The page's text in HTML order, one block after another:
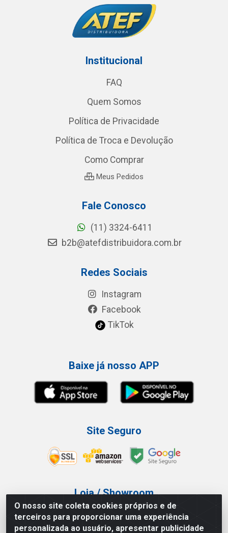
O nosso site coleta cookies próprios e de
terceiros para proporcionar uma experiência
personalizada ao usuário, apresentar publicidade
Institucional
FAQ
Quem Somos
Política de Privacidade
Política de Troca e Devolução
Como Comprar
Meus Pedidos
Fale Conosco
(11) 3324-6411
b2b@atefdistribuidora.com.br
Redes Sociais
Instagram
Facebook
TikTok
Baixe já nosso APP
Site Seguro
Loja / Showroom
Tel.: (11) 3227-0546
Av Vautier, 587/597 - Pari - São Paulo/SP